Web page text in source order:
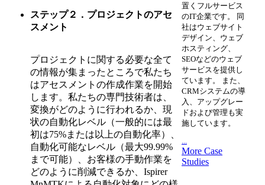
ステップ２．プロジェクトのアセ
スメント
プロジェクトに関する必要な全て
の情報が集まったところで私たち
はアセスメントの作成作業を開始
します。私たちの専門技術者は、
変換がどのように行われるか、現
状の自動化レベル（一般的には最
初は75%または以上の自動化率）、
自動化可能なレベル（最大99.99%
まで可能）、お客様の手動作業を
どのように削減できるか、Ispirer
置くフルサービス
のIT企業です。 同
社はウェブサイト
デザイン、ウェブ
ホスティング、
SEOなどのウェブ
サービスを提供し
ています。 また、
CRMシステムの導
入、アップグレー
ドおよび管理も実
施しています。
...
More Case
Studies